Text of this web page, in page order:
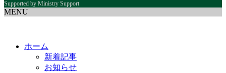
MENU
ホーム
新着記事
お知らせ